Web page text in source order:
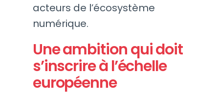
acteurs de l’écosystème
numérique.
Une ambition qui doit
s’inscrire à l’échelle
européenne